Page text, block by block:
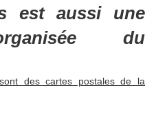
est aussi une
du
des cartes postales de la